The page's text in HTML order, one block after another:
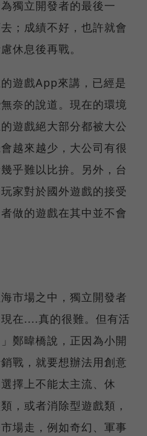
獨立開發者的最後一
；成績不好，也許就會
休息後再戰。
遊戲App來講，已經是
奈的說道。現在的環境
遊戲絕大部分都被大公
越來越少，大公司有很
乎難以比拚。另外，台
家對於國外遊戲的接受
做的遊戲在其中並不會
市場之中，獨立開發者
在....真的很難。但有活
鄭暐橋說，正因為小開
戰，就要想辦法用創意
擇上不能太主流、休
，或者消除型遊戲類，
場走，例如奇幻、軍事